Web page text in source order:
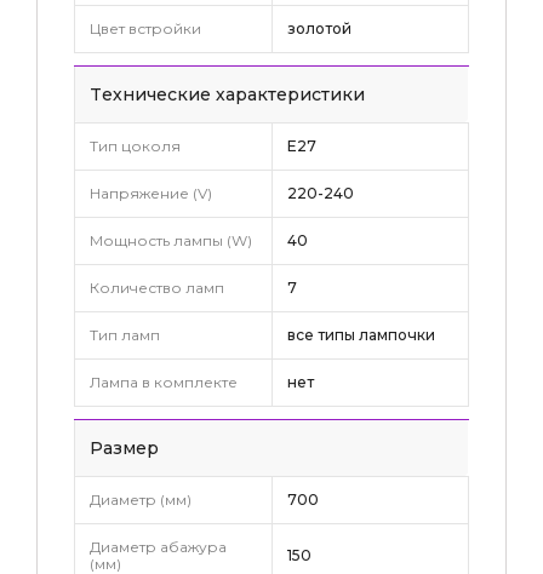
Цвет встройки золотой
Tехнические характеристики
Тип цоколя E27
Напряжение (V) 220-240
Мощность лампы (W) 40
Количество ламп 7
Тип ламп все типы лампочки
Лампа в комплекте нет
Pазмер
Диаметр (мм) 700
Диаметр абажура
(мм)
150